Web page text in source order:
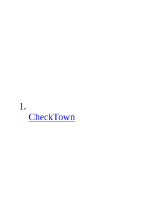
CheckTown